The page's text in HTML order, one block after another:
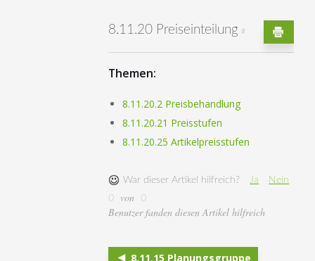
8.11.20 Preiseinteilung #
Themen:
8.11.20.2 Preisbehandlung
8.11.20.21 Preisstufen
8.11.20.25 Artikelpreisstufen
War dieser Artikel hilfreich? Ja
Nein
0
von 0
Benutzer fanden diesen Artikel hilfreich
8.11.15 Planungsgruppe